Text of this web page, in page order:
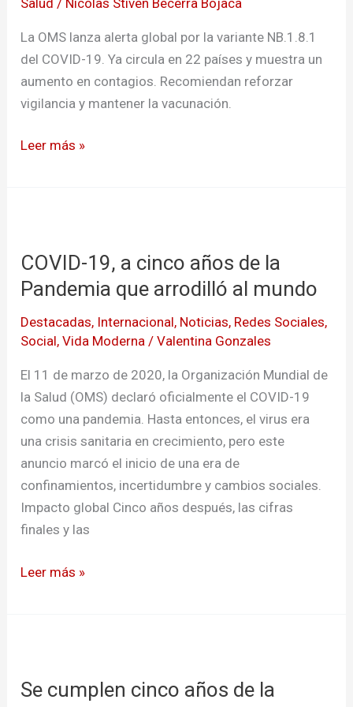
La OMS lanza alerta global por la variante NB.1.8.1
del COVID-19. Ya circula en 22 países y muestra un
aumento en contagios. Recomiendan reforzar
vigilancia y mantener la vacunación.
mas
contagiosa
Leer más »
COVID-19, a cinco años de la
Pandemia que arrodilló al mundo
Destacadas, Internacional, Noticias, Redes Sociales,
Social,Vida Moderna /Valentina Gonzales
El 11 de marzo de 2020, la Organización Mundial de
la Salud (OMS) declaró oficialmente el COVID-19
como una pandemia. Hasta entonces, el virus era
una crisis sanitaria en crecimiento, pero este
anuncio marcó el inicio de una era de
confinamientos, incertidumbre y cambios sociales.
Impacto global Cinco años después, las cifras
finales y las
a
cinco
de
la
Pandemia
que
arrodilló
al
mundo
Leer más »
Se cumplen cinco años de la
cinco